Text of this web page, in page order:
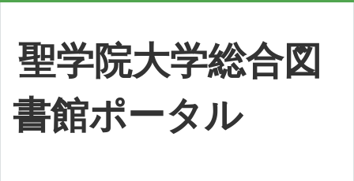
聖学院大学総合図
書館ポータル